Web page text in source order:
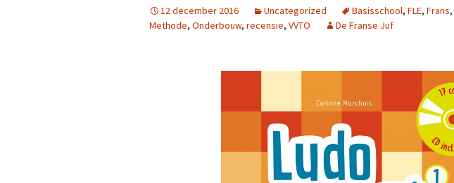
12 december 2016 Uncategorized Basisschool, FLE, Frans,
Methode, Onderbouw, recensie, VVTO De Franse Juf